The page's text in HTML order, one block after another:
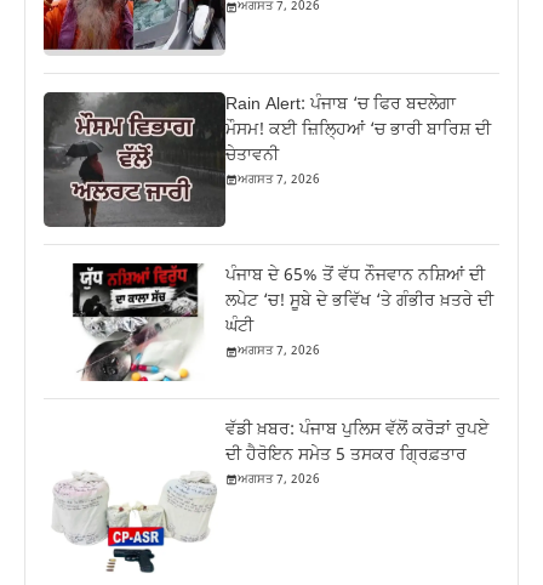
ਅਗਸਤ 7, 2026
Rain Alert: ਪੰਜਾਬ ‘ਚ ਫਿਰ ਬਦਲੇਗਾ
ਮੌਸਮ! ਕਈ ਜ਼ਿਲ੍ਹਿਆਂ ‘ਚ ਭਾਰੀ ਬਾਰਿਸ਼ ਦੀ
ਚੇਤਾਵਨੀ
ਅਗਸਤ 7, 2026
ਪੰਜਾਬ ਦੇ 65% ਤੋਂ ਵੱਧ ਨੌਜਵਾਨ ਨਸ਼ਿਆਂ ਦੀ
ਲਪੇਟ ‘ਚ! ਸੂਬੇ ਦੇ ਭਵਿੱਖ ‘ਤੇ ਗੰਭੀਰ ਖ਼ਤਰੇ ਦੀ
ਘੰਟੀ
ਅਗਸਤ 7, 2026
ਵੱਡੀ ਖ਼ਬਰ: ਪੰਜਾਬ ਪੁਲਿਸ ਵੱਲੋਂ ਕਰੋੜਾਂ ਰੁਪਏ
ਦੀ ਹੈਰੋਇਨ ਸਮੇਤ 5 ਤਸਕਰ ਗ੍ਰਿਫ਼ਤਾਰ
ਅਗਸਤ 7, 2026